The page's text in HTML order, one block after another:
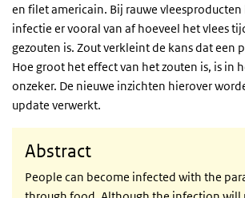
en filet americain. Bij rauwe
infectie er vooral van af hoeveel het vlees
gezouten is. Zout verkleint de kans dat een
Hoe groot het effect van het zouten is, is in
onzeker. De nieuwe inzichten hierover
update verwerkt.
Abstract
People can become infected with the